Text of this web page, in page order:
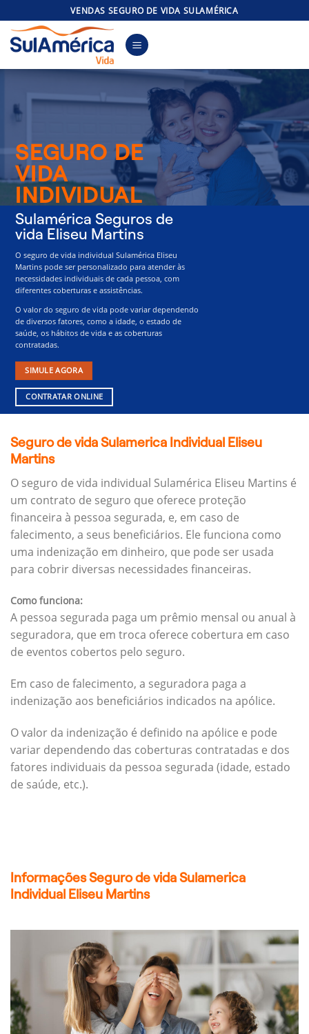
to
content
VENDAS SEGURO DE VIDA SULAMÉRICA
SEGURO DE
VIDA
INDIVIDUAL
Sulamérica Seguros de
vida Eliseu Martins
O seguro de vida individual Sulamérica Eliseu
Martins pode ser personalizado para atender às
necessidades individuais de cada pessoa, com
diferentes coberturas e assistências.
O valor do seguro de vida pode variar dependendo
de diversos fatores, como a idade, o estado de
saúde, os hábitos de vida e as coberturas
contratadas.
SIMULE AGORA
CONTRATAR ONLINE
Seguro de vida Sulamerica Individual Eliseu
Martins
O seguro de vida individual Sulamérica Eliseu Martins é
um contrato de seguro que oferece proteção
financeira à pessoa segurada, e, em caso de
falecimento, a seus beneficiários. Ele funciona como
uma indenização em dinheiro, que pode ser usada
para cobrir diversas necessidades financeiras.
Como funciona:
A pessoa segurada paga um prêmio mensal ou anual à
seguradora, que em troca oferece cobertura em caso
de eventos cobertos pelo seguro.
Em caso de falecimento, a seguradora paga a
indenização aos beneficiários indicados na apólice.
O valor da indenização é definido na apólice e pode
variar dependendo das coberturas contratadas e dos
fatores individuais da pessoa segurada (idade, estado
de saúde, etc.).
Informações Seguro de vida Sulamerica
Individual Eliseu Martins